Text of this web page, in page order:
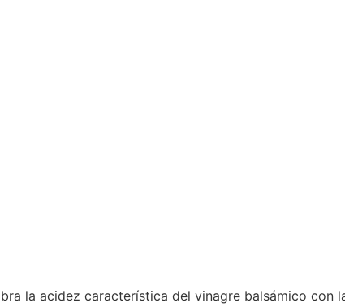
la acidez característica del vinagre balsámico con